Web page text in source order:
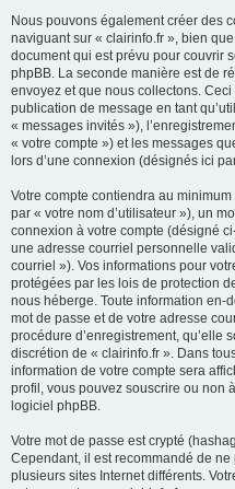
Nous pouvons également créer des
naviguant sur « clairinfo.fr », bien
document qui est prévu pour couvrir
phpBB. La seconde manière est de
envoyez et que nous collectons. Ceci
publication de message en tant
« messages invités »),
« votre compte ») et les messages
lors d’une connexion (désignés ici
Votre compte contiendra au
par « votre nom d’utilisateur »), un
connexion à votre compte (désigné
une adresse courriel personnelle
courriel »). Vos informations pour
protégées par les lois de protection
nous héberge. Toute information en-
mot de passe et de votre adresse
procédure d’enregistrement, qu’elle
discrétion de « clairinfo.fr ». Dans
information de votre compte sera
profil, vous pouvez souscrire ou non
logiciel phpBB.
Votre mot de passe est crypté
Cependant, il est recommandé de
plusieurs sites Internet différents.